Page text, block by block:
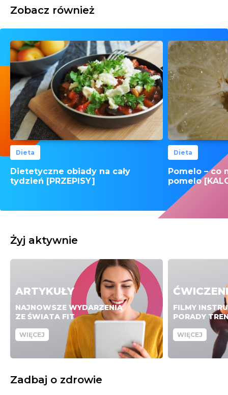
Zobacz również
Dieta
Dietetyczne obiady na cały
tydzień [PRZEPISY]
Dieta
Pomelo – co
pomelo
Żyj aktywnie
ARTYKUŁY
NAJNOWSZE WYDARZENIA
ZE ŚWIATA FIT
WIĘCEJ
FILMY
PORADY
WIĘCEJ
Zadbaj o zdrowie